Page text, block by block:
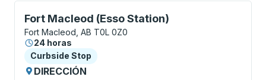
Fort Macleod (Esso Station)
Curbside Stop, utilice las teclas de flecha o la tecla
Fort Macleod, AB T0L 0Z0
24 horas
Curbside Stop
Curbside Stop
DIRECCIÓN